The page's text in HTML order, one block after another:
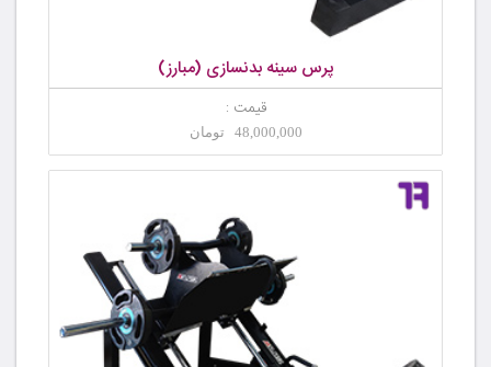
پرس سینه بدنسازی (مبارز)
قیمت :
48,000,000 تومان